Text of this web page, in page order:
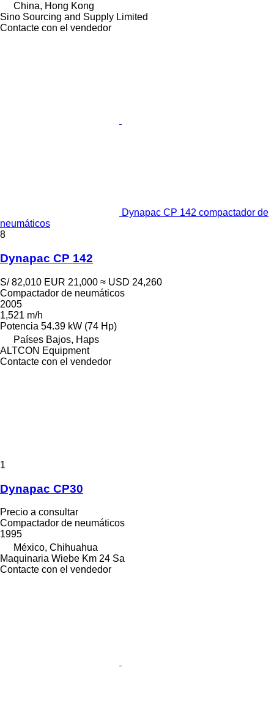
China, Hong Kong
Sino Sourcing and Supply Limited
Contacte con el vendedor
Dynapac CP 142 compactador de
neumáticos
8
Dynapac CP 142
S/ 82,010 EUR 21,000 ≈ USD 24,260
Compactador de neumáticos
2005
1,521 m/h
Potencia 54.39 kW (74 Hp)
Países Bajos, Haps
ALTCON Equipment
Contacte con el vendedor
1
Dynapac CP30
Precio a consultar
Compactador de neumáticos
1995
México, Chihuahua
Maquinaria Wiebe Km 24 Sa
Contacte con el vendedor